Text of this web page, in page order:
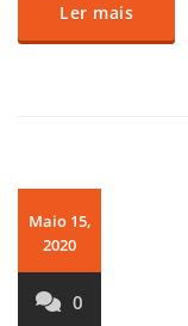
Ler mais
Maio 15,
2020
0